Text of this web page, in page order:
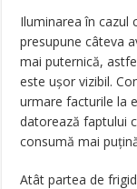
Iluminarea în cazul
presupune câteva
mai puternică,
este ușor vizibil.
urmare facturile la
datorează faptului
consumă mai
Atât partea de